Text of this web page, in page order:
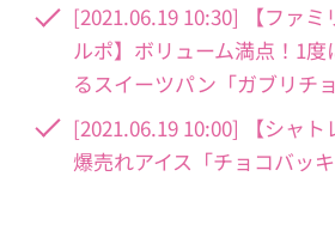
[2021.06.19 10:30] 【ファ
ルポ】ボリューム満点！1
るスイーツパン「ガブリチョ
[2021.06.19 10:00] 【シャト
爆売れアイス「チョコバッ